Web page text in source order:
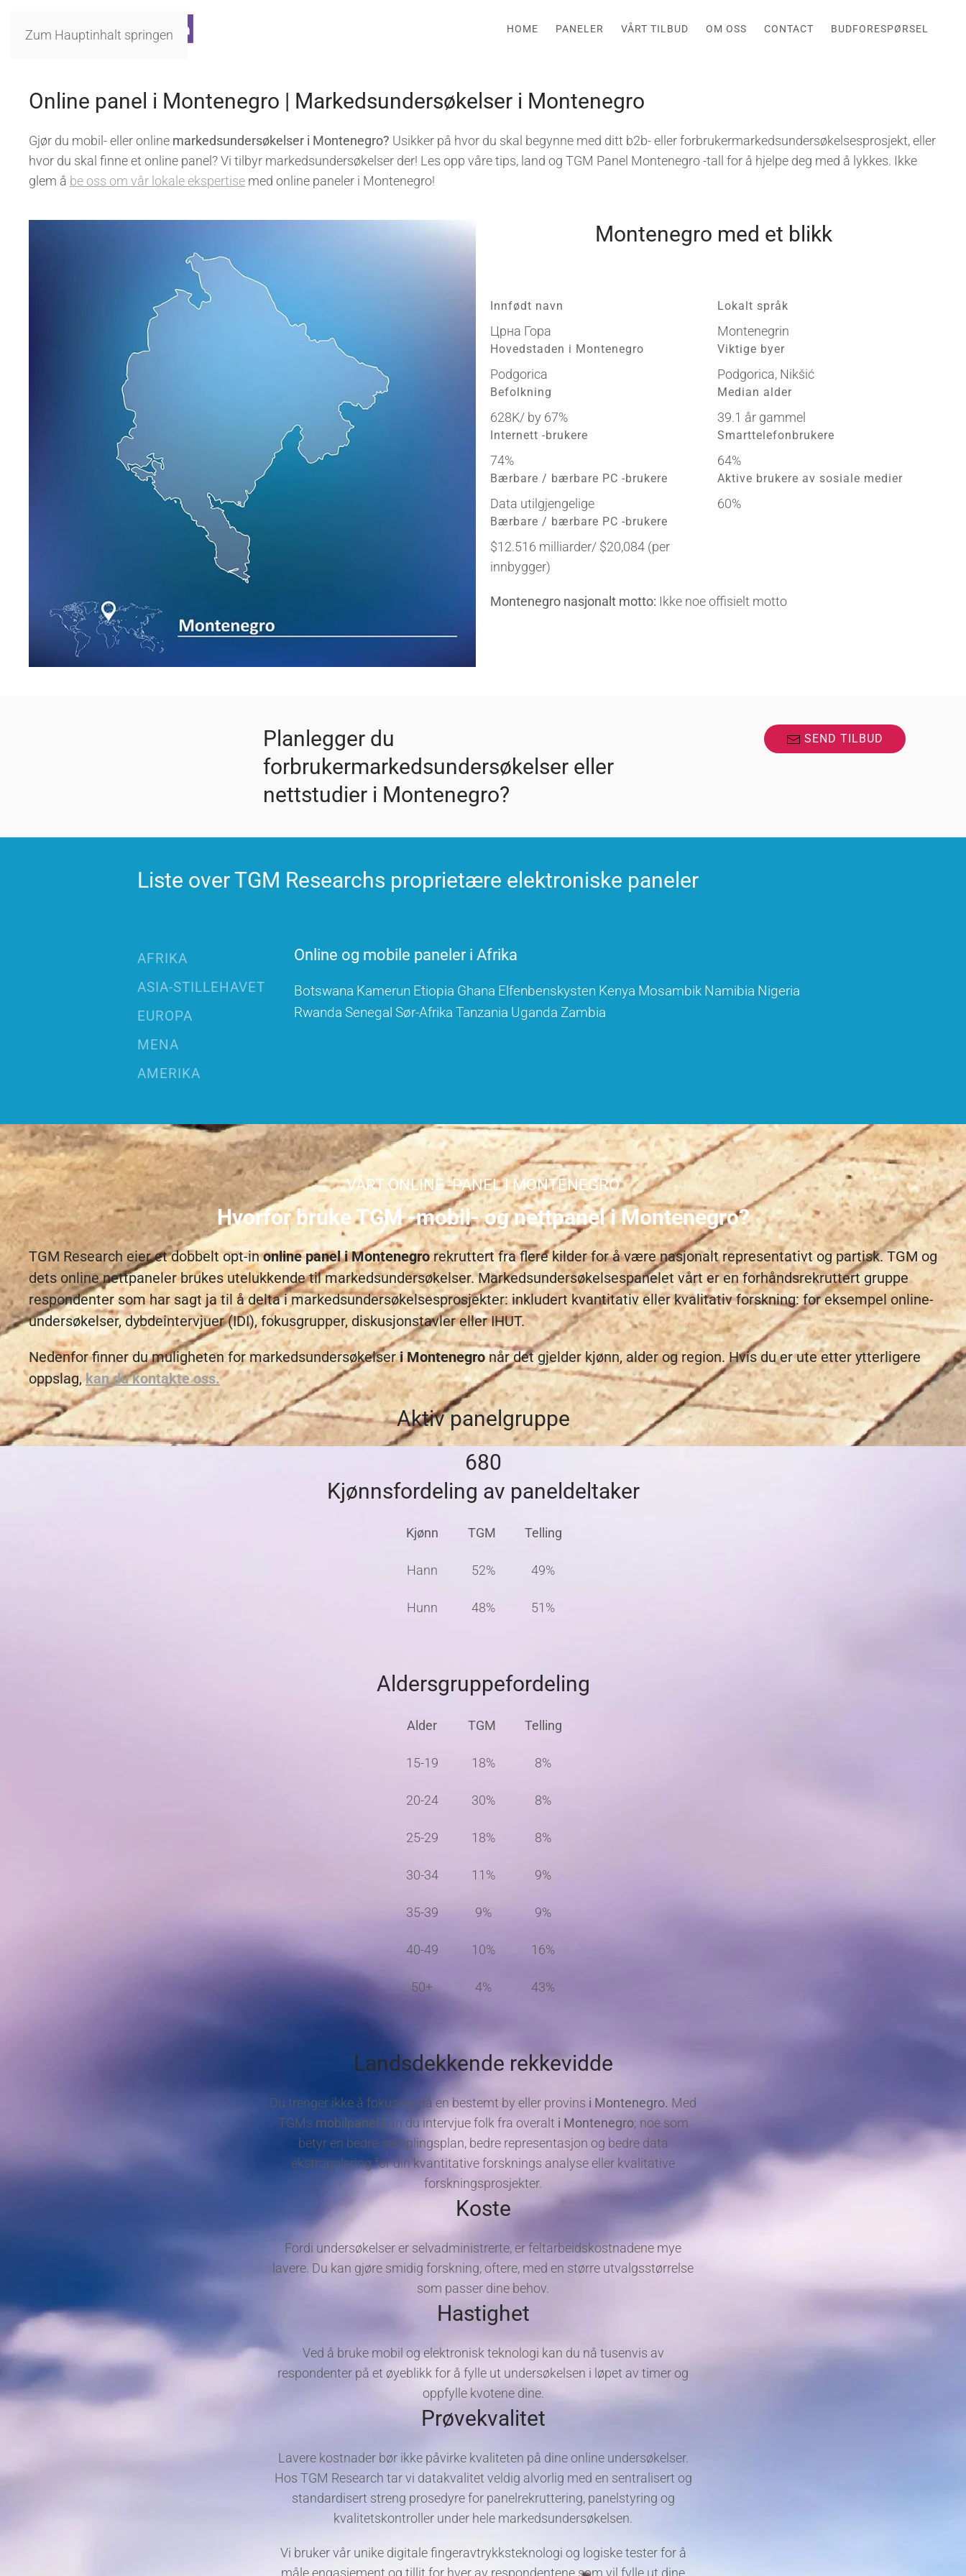
Zum Hauptinhalt springen HOME PANELER VÅRT TILBUD OM OSS CONTACT BUDFORESPØRSEL
Online panel i Montenegro | Markedsundersøkelser i Montenegro
Gjør du mobil- eller online markedsundersøkelser i Montenegro? Usikker på hvor du skal begynne med ditt b2b- eller forbrukermarkedsundersøkelsesprosjekt, eller
hvor du skal finne et online panel? Vi tilbyr markedsundersøkelser der! Les opp våre tips, land og TGM Panel Montenegro -tall for å hjelpe deg med å lykkes. Ikke
glem å be oss om vår lokale ekspertise med online paneler i Montenegro!
Montenegro med et blikk
Innfødt navn
Црна Гора
Lokalt språk
Montenegrin
Hovedstaden i Montenegro
Podgorica
Viktige byer
Podgorica, Nikšić
Befolkning
628K/ by 67%
Median alder
39.1 år gammel
Internett -brukere
74%
Smarttelefonbrukere
64%
Bærbare / bærbare PC -brukere
Data utilgjengelige
Aktive brukere av sosiale medier
60%
Bærbare / bærbare PC -brukere
$12.516 milliarder/ $20,084 (per
innbygger)
Montenegro nasjonalt motto: Ikke noe offisielt motto
Planlegger du
forbrukermarkedsundersøkelser eller
nettstudier i Montenegro?
SEND TILBUD
Liste over TGM Researchs proprietære elektroniske paneler
AFRIKA
ASIA-STILLEHAVET
EUROPA
MENA
AMERIKA
Online og mobile paneler i Afrika
Botswana Kamerun Etiopia Ghana Elfenbenskysten Kenya Mosambik Namibia Nigeria
Rwanda Senegal Sør-Afrika Tanzania Uganda Zambia
VÅRT ONLINE -PANEL I MONTENEGRO
Hvorfor bruke TGM -mobil- og nettpanel i Montenegro?
TGM Research eier et dobbelt opt-inonline panel i Montenegrorekruttert fra flere kilder for å være nasjonalt representativt og partisk. TGM og
dets online nettpaneler brukes utelukkende til markedsundersøkelser. Markedsundersøkelsespanelet vårt er en forhåndsrekruttert gruppe
respondenter som har sagt ja til å delta i markedsundersøkelsesprosjekter: inkludert kvantitativ eller kvalitativ forskning: for eksempel online-
undersøkelser, dybdeintervjuer (IDI), fokusgrupper, diskusjonstavler eller IHUT.
Nedenfor finner du muligheten for markedsundersøkelseri Montenegronår det gjelder kjønn, alder og region. Hvis du er ute etter ytterligere
oppslag,kan du kontakte oss.
Aktiv panelgruppe
680
Kjønnsfordeling av paneldeltaker
Kjønn TGM Telling
Hann 52% 49%
Hunn 48% 51%
Aldersgruppefordeling
Alder TGM Telling
15-19 18% 8%
20-24 30% 8%
25-29 18% 8%
30-34 11% 9%
35-39 9% 9%
40-49 10% 16%
50+ 4% 43%
Landsdekkende rekkevidde
Du trenger ikke å fokusere på en bestemt by eller provins i Montenegro. Med
TGMs mobilpanel kan du intervjue folk fra overalt i Montenegro; noe som
betyr en bedre samplingsplan, bedre representasjon og bedre data
ekstrapolering for din kvantitative forsknings analyse eller kvalitative
forskningsprosjekter.
Koste
Fordi undersøkelser er selvadministrerte, er feltarbeidskostnadene mye
lavere. Du kan gjøre smidig forskning, oftere, med en større utvalgsstørrelse
som passer dine behov.
Hastighet
Ved å bruke mobil og elektronisk teknologi kan du nå tusenvis av
respondenter på et øyeblikk for å fylle ut undersøkelsen i løpet av timer og
oppfylle kvotene dine.
Prøvekvalitet
Lavere kostnader bør ikke påvirke kvaliteten på dine online undersøkelser.
Hos TGM Research tar vi datakvalitet veldig alvorlig med en sentralisert og
standardisert streng prosedyre for panelrekruttering, panelstyring og
kvalitetskontroller under hele markedsundersøkelsen.
Vi bruker vår unike digitale fingeravtrykksteknologi og logiske tester for å
måle engasjement og tillit for hver av respondentene som vil fylle ut dine